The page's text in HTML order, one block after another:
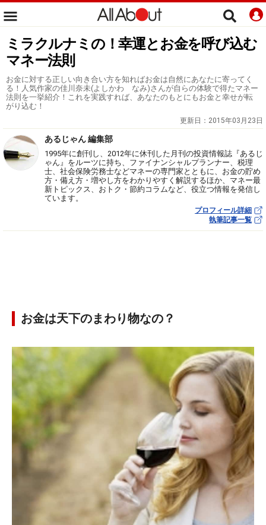
ミラクルナミの！幸運とお金を呼び込む
マネー法則
お金に対する正しい向き合い方を知ればお金は自然にあなたに寄ってく
る！人気作家の佳川奈未(よしかわ なみ)さんが自らの体験で得たマネー
法則を一挙紹介！これを実践すれば、あなたのもとにもお金と幸せが転
がり込む！
更新日： 2015年03月23日
あるじゃん 編集部
1995年に創刊し、2012年に休刊した月刊の投資情報誌『あるじ
ゃん』をルーツに持ち、ファイナンシャルプランナー、税理
士、社会保険労務士などマネーの専門家とともに、お金の貯め
方・備え方・増やし方をわかりやすく解説するほか、マネー最
新トピックス、おトク・節約コラムなど、役立つ情報を発信し
ています。
プロフィール詳細
執筆記事一覧
お金は天下のまわり物なの？